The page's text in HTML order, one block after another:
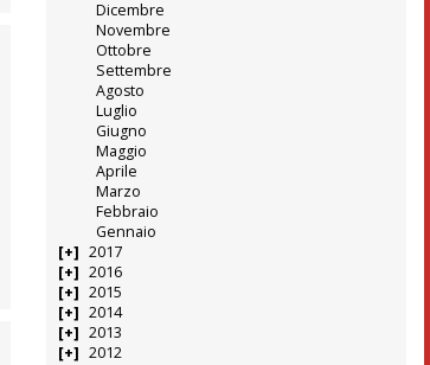
Dicembre
Novembre
Ottobre
Settembre
Agosto
Luglio
Giugno
Maggio
Aprile
Marzo
Febbraio
Gennaio
2017
2016
2015
2014
2013
2012